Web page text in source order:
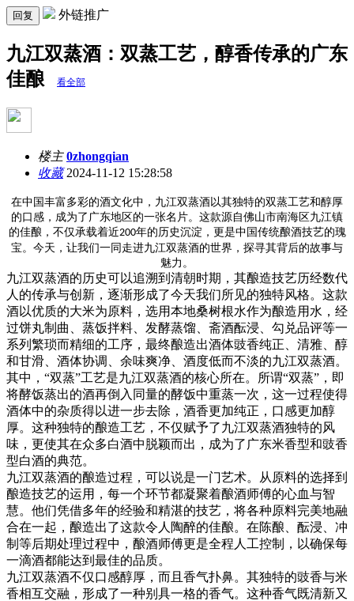
回复 外链推广
九江双蒸酒：双蒸工艺，醇香传承的广东
佳酿
看全部
楼主 0zhongqian
收藏2024-11-12 15:28:58
在中国丰富多彩的酒文化中，九江双蒸酒以其独特的双蒸工艺和醇厚
的口感，成为了广东地区的一张名片。这款源自佛山市南海区九江镇
的佳酿，不仅承载着近200年的历史沉淀，更是中国传统酿酒技艺的瑰
宝。今天，让我们一同走进九江双蒸酒的世界，探寻其背后的故事与
魅力。
九江双蒸酒的历史可以追溯到清朝时期，其酿造技艺历经数代
人的传承与创新，逐渐形成了今天我们所见的独特风格。这款
酒以优质的大米为原料，选用本地桑树根水作为酿造用水，经
过饼丸制曲、蒸饭拌料、发酵蒸馏、斋酒酝浸、勾兑品评等一
系列繁琐而精细的工序，最终酿造出酒体豉香纯正、清雅、醇
和甘滑、酒体协调、余味爽净、酒度低而不淡的九江双蒸酒。
其中， “双蒸”工艺是九江双蒸酒的核心所在。所谓“双蒸”，即
将酵饭蒸出的酒再倒入同量的酵饭中重蒸一次，这一过程使得
酒体中的杂质得以进一步去除，酒香更加纯正，口感更加醇
厚。这种独特的酿造工艺，不仅赋予了九江双蒸酒独特的风
味，更使其在众多白酒中脱颖而出，成为了广东米香型和豉香
型白酒的典范。
九江双蒸酒的酿造过程，可以说是一门艺术。从原料的选择到
酿造技艺的运用，每一个环节都凝聚着酿酒师傅的心血与智
慧。他们凭借多年的经验和精湛的技艺，将各种原料完美地融
合在一起，酿造出了这款令人陶醉的佳酿。在陈酿、酝浸、冲
制等后期处理过程中，酿酒师傅更是全程人工控制，以确保每
一滴酒都能达到最佳的品质。
九江双蒸酒不仅口感醇厚，而且香气扑鼻。其独特的豉香与米
香相互交融，形成了一种别具一格的香气。这种香气既清新又